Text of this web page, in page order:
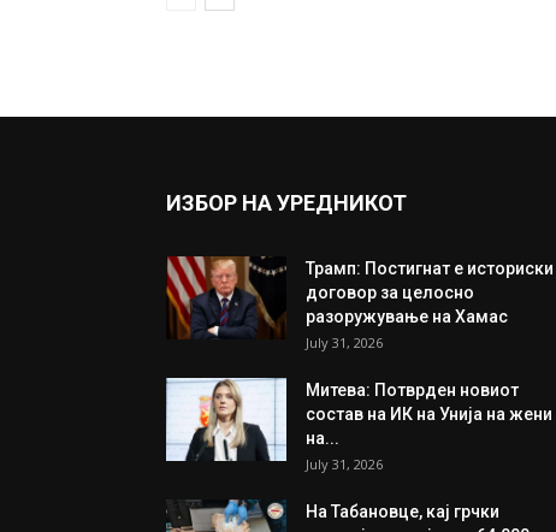
ИЗБОР НА УРЕДНИКОТ
Трамп: Постигнат е историски
договор за целосно
разоружување на Хамас
July 31, 2026
Митева: Потврден новиот
состав на ИК на Унија на жени
на...
July 31, 2026
На Табановце, кај грчки